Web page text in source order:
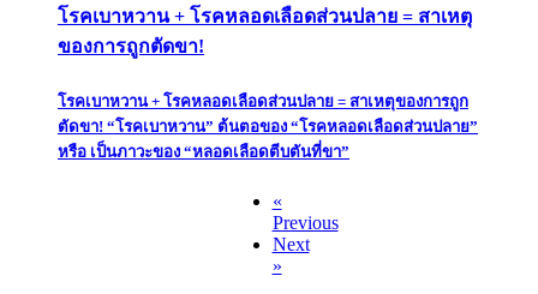
โรคเบาหวาน + โรคหลอดเลือดส่วนปลาย = สาเหตุ
ของการถูกตัดขา!
โรคเบาหวาน + โรคหลอดเลือดส่วนปลาย = สาเหตุของการถูก
ตัดขา! “โรคเบาหวาน” ต้นตอของ “โรคหลอดเลือดส่วนปลาย”
หรือ เป็นภาวะของ “หลอดเลือดตีบตันที่ขา”
«
Previous
Next
»